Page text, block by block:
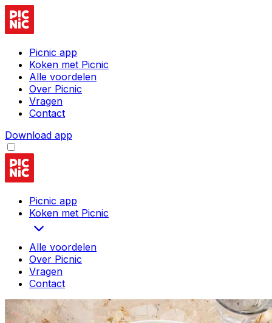
Picnic app
Koken met Picnic
Alle voordelen
Over Picnic
Vragen
Contact
Download app
Picnic app
Koken met Picnic
Alle voordelen
Over Picnic
Vragen
Contact